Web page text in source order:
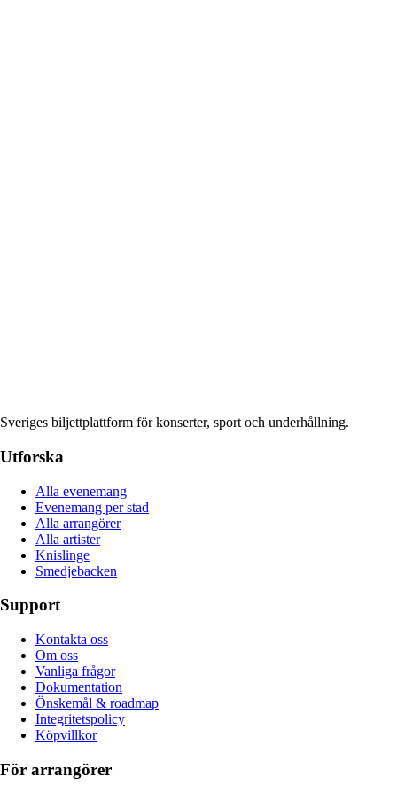
Sveriges biljettplattform för konserter, sport och underhållning.
Utforska
Alla evenemang
Evenemang per stad
Alla arrangörer
Alla artister
Knislinge
Smedjebacken
Support
Kontakta oss
Om oss
Vanliga frågor
Dokumentation
Önskemål & roadmap
Integritetspolicy
Köpvillkor
För arrangörer